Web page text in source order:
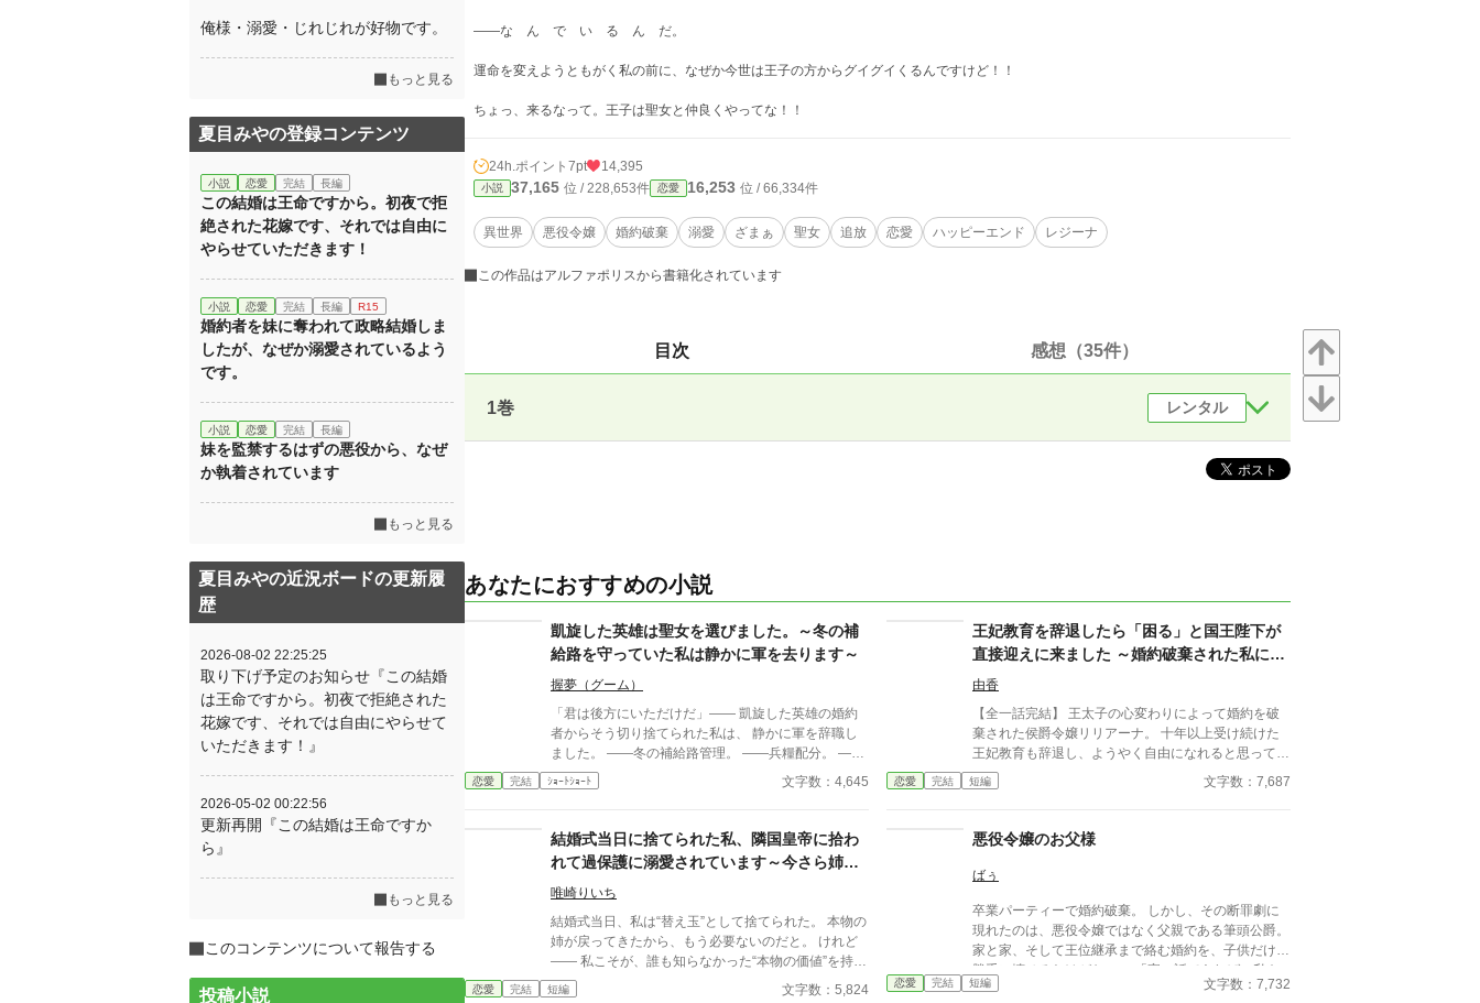
――な ん で い る ん だ。
運命を変えようともがく私の前に、なぜか今世は王子の方からグイグイくるんですけど！！
ちょっ、来るなって。王子は聖女と仲良くやってな！！
24h.ポイント 7pt 14,395
小説 37,165 位 / 228,653件 恋愛 16,253 位 / 66,334件
異世界 悪役令嬢 婚約破棄 溺愛 ざまぁ 聖女 追放 恋愛 ハッピーエンド レジーナ
この作品はアルファポリスから書籍化されています
目次 感想（35件）
1巻 レンタル
あなたにおすすめの小説
凱旋した英雄は聖女を選びました。～冬の補
給路を守っていた私は静かに軍を去ります～
握夢（グーム）
「君は後方にいただけだ」―― 凱旋した英雄の婚約
者からそう切り捨てられた私は、 静かに軍を辞職し
ました。 ――冬の補給路管理。 ――兵糧配分。 ――
医薬品輸送。 ――損耗率管理。 全部、私の仕事だっ
たのですが。 三週間後、 王国軍は補給崩壊。 「なぜ
お聞きしますが、 今まで“なぜか全部上手く回ってい
た”理由を、 一度でも考えたことはありましたか？ こ
れは、 誰にも評価されなかった兵站官（へいたんか
ん）が、 隣国の辺境伯にだけ価値を見抜かれ、 人生
を取り戻す物語。 今更「戻ってきてくれ」と泣きつ
かれても、 私は隣国の最高機密ですので――！
恋愛 完結 ｼｮｰﾄｼｮｰﾄ 文字数：4,645
王妃教育を辞退したら「困る」と国王陛下が
直接迎えに来ました ～婚約破棄された私に、
王太子ではなく国王陛下が求婚してきます〜
由香
【全一話完結】 王太子の心変わりによって婚約を破
棄された侯爵令嬢リリアーナ。 十年以上受け続けた
王妃教育も辞退し、ようやく自由になれると思ってい
た。 ところが数日後、侯爵家を訪れたのは国王陛下
本人。 「王妃教育を辞退されると困る。私の妃にな
失い、選ばれたのは誠実に生きてきた彼女だった。
これは、年上国王に溺愛されながら、世界一幸せな王
妃になるまでの逆転ラブストーリー。
恋愛 完結 短編 文字数：7,687
結婚式当日に捨てられた私、隣国皇帝に拾わ
れて過保護に溺愛されています～今さら姉を
選んだ王子が後悔しても手遅れです～
唯崎りいち
結婚式当日、私は“替え玉”として捨てられた。 本物の
姉が戻ってきたから、もう必要ないのだと。 けれど
—— 私こそが、誰も知らなかった“本物の価値”を持っ
ていた。 世界でただ一人、すべてを癒す力。 そし
恋愛 完結 短編 文字数：5,824
悪役令嬢のお父様
ばぅ
卒業パーティーで婚約破棄。 しかし、その断罪劇に
現れたのは、悪役令嬢ではなく父親である筆頭公爵。
家と家、そして王位継承まで絡む婚約を、子供だけで
勝手に壊せるわけがない。 「家の話であれば、私を
通していただこうか」 その一言で、恋に酔った王太
恋愛 完結 短編 文字数：7,732
俺様・溺愛・じれじれが好物です。
もっと見る
夏目みやの登録コンテンツ
小説 恋愛 完結 長編
この結婚は王命ですから。初夜で拒
絶された花嫁です、それでは自由に
やらせていただきます！
小説 恋愛 完結 長編 R15
婚約者を妹に奪われて政略結婚しま
したが、なぜか溺愛されているよう
です。
小説 恋愛 完結 長編
妹を監禁するはずの悪役から、なぜ
か執着されています
もっと見る
夏目みやの近況ボードの更新履
歴
2026-08-02 22:25:25
取り下げ予定のお知らせ『この結婚
は王命ですから。初夜で拒絶された
花嫁です、それでは自由にやらせて
いただきます！』
2026-05-02 00:22:56
更新再開『この結婚は王命ですか
ら』
もっと見る
このコンテンツについて報告する
投稿小説